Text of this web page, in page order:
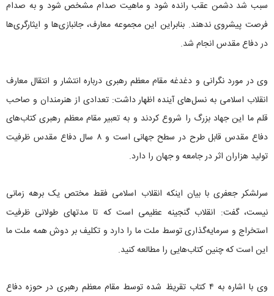
سبب شد دشمن عقب رانده شود و ماهیت صدام مشخص شود و به صدام
فرصت پیشروی ندهند. بنابراین این مجموعه معارف، جانبازی‌ها و ایثارگری‌ها
در دفاع مقدس انجام شد.
وی در مورد نگرانی و دغدغه مقام معظم رهبری درباره انتشار و انتقال معارف
انقلاب اسلامی به نسل‌های آینده اظهار داشت: تعدادی از هنرمندان و صاحب
قلم ما این جهاد بزرگ را شروع کردند و به تعبیر مقام معظم رهبری کتاب‌های
دفاع مقدس قابل طرح در سطح جهانی است و ۸ سال دفاع مقدس ظرفیت‌
تولید هزاران اثر در جامعه و جهان را دارد.
سرلشکر جعفری با بیان اینکه انقلاب اسلامی فقط مختص یک برهه زمانی
نیست، گفت: انقلاب گنجینه عظیمی است که تا مدتهای طولانی ظرفیت
استخراج و سرمایه‌گذاری توسط ملت ما را دارد و تکلیف بر دوش همه ملت‌ ما
این است که چنین کتاب‌هایی را مطالعه کنید.
وی با اشاره به ۴ کتاب تقریظ شده توسط مقام معظم رهبری در حوزه دفاع